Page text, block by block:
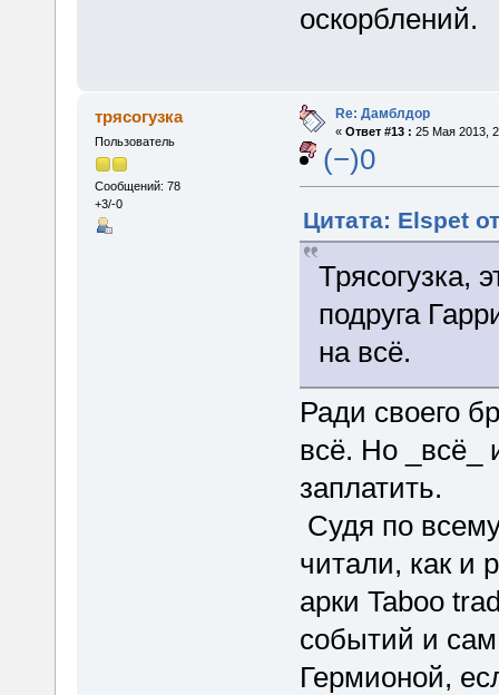
оскорблений.
трясогузка
Пользователь
Сообщений: 78
+3/-0
Re: Дамблдор
« Ответ #13 : 25 Мая 2013,
(−)0
Цитата: Elspet
Трясогузка,
подруга
на всё.
Ради своего
всё. Но _всё_
заплатить.
Судя по
читали, как и
арки Taboo
событий и сам
Гермионой,